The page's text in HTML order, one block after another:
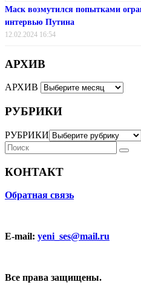
Маск возмутился попытками
интервью Путина
12.02.2024 16:54
АРХИВ
АРХИВ
РУБРИКИ
РУБРИКИ
КОНТАКТ
Обратная связь
E-mail: yeni_ses@mail.ru
Все права защищены.